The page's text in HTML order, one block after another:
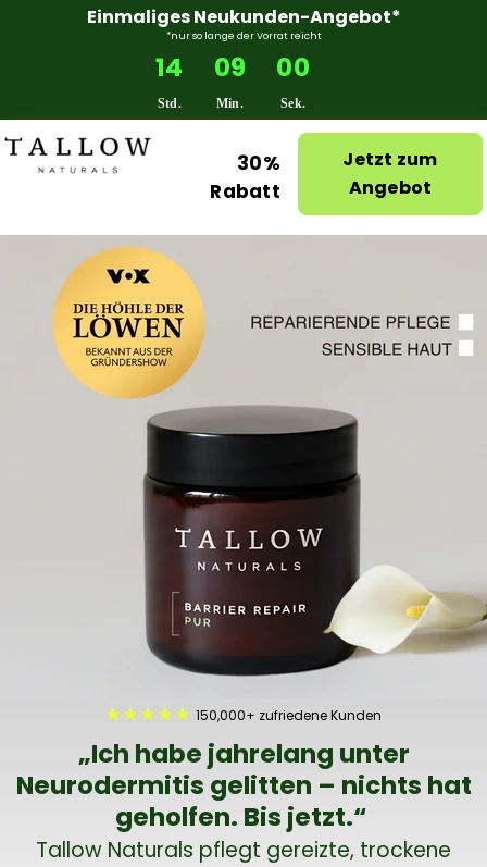
Einmaliges Neukunden-Angebot*
*nur so lange der Vorrat reicht
14
Std.
08
Min.
59
Sek.
30%
Rabatt
Jetzt zum
Angebot
★ ★ ★ ★ ★ 150,000+ zufriedene Kunden
„Ich habe jahrelang unter
Neurodermitis gelitten – nichts hat
geholfen. Bis jetzt.“
Tallow Naturals pflegt gereizte, trockene